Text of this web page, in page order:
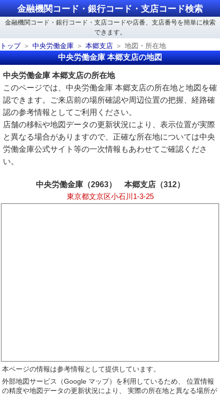
金融機関コード・銀行コード・支店コード検索
金融機関コード・銀行コード・支店コードや店番、支店番号を簡単に検索
できます。
トップ
中央労働金庫 本郷支店 地図・所在地
中央労働金庫 本郷支店の地図
中央労働金庫 本郷支店の所在地
このページでは、中央労働金庫 本郷支店の所在地と地図を確
認できます。ご来店前の場所確認や周辺位置の把握、経路確
認の参考情報としてご利用ください。
店舗の移転や地図データの更新状況により、表示位置が実際
と異なる場合がありますので、正確な所在地については中央
労働金庫公式サイト等の一次情報もあわせてご確認くださ
い。
中央労働金庫（2963） 本郷支店（312）
東京都文京区小石川1-3-25
本ページの情報は参考情報として提供しています。
外部地図サービス（Google マップ）を利用しているため、 位置情報
の精度や地図データの更新状況により、 実際の所在地と異なる場所が